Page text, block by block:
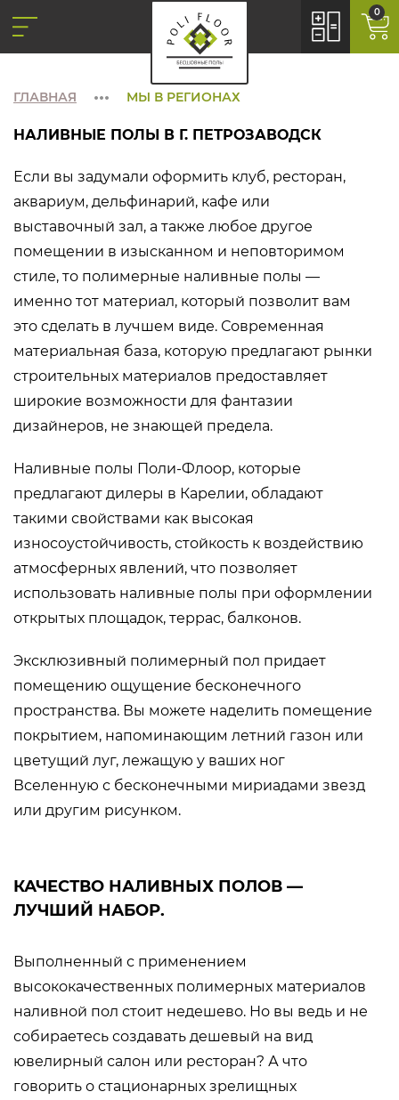
0
ГЛАВНАЯ МЫ В РЕГИОНАХ
НАЛИВНЫЕ ПОЛЫ В Г. ПЕТРОЗАВОДСК
Если вы задумали оформить клуб, ресторан,
аквариум, дельфинарий, кафе или
выставочный зал, а также любое другое
помещении в изысканном и неповторимом
стиле, то полимерные наливные полы —
именно тот материал, который позволит вам
это сделать в лучшем виде. Современная
материальная база, которую предлагают рынки
строительных материалов предоставляет
широкие возможности для фантазии
дизайнеров, не знающей предела.
Наливные полы Поли-Флоор, которые
предлагают дилеры в Карелии, обладают
такими свойствами как высокая
износоустойчивость, стойкость к воздействию
атмосферных явлений, что позволяет
использовать наливные полы при оформлении
открытых площадок, террас, балконов.
Эксклюзивный полимерный пол придает
помещению ощущение бесконечного
пространства. Вы можете наделить помещение
покрытием, напоминающим летний газон или
цветущий луг, лежащую у ваших ног
Вселенную с бесконечными мириадами звезд
или другим рисунком.
КАЧЕСТВО НАЛИВНЫХ ПОЛОВ —
ЛУЧШИЙ НАБОР.
Выполненный с применением
высококачественных полимерных материалов
наливной пол стоит недешево. Но вы ведь и не
собираетесь создавать дешевый на вид
ювелирный салон или ресторан? А что
говорить о стационарных зрелищных